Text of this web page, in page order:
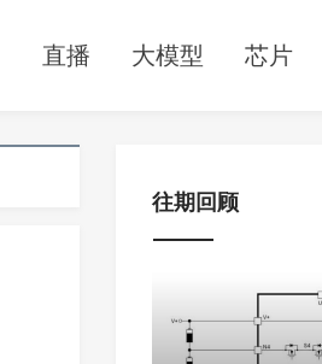
直播 大模型 芯片
往期回顾